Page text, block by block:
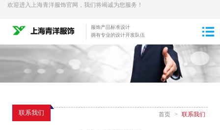
欢迎进入上海青洋服饰官网，我们将竭诚为您服务！
服饰产品标准设计
拥有专业的设计开发队伍
联系我们 首页 > 联系我们